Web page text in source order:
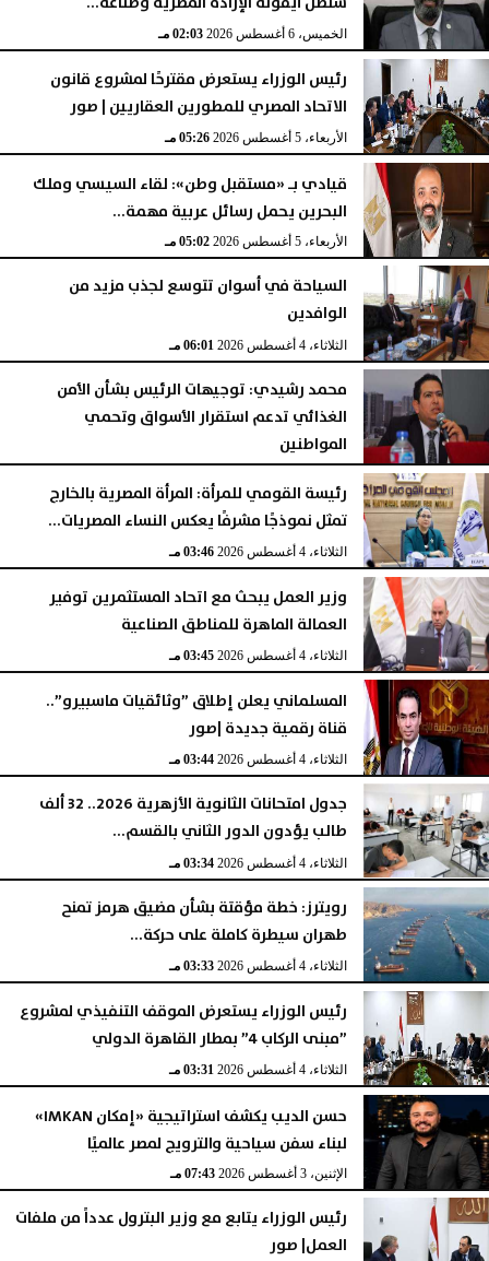
الخميس، 6 أغسطس 2026 02:03 مـ
رئيس الوزراء يستعرض مقترحًا لمشروع قانون
الاتحاد المصري للمطورين العقاريين | صور
الأربعاء، 5 أغسطس 2026 05:26 مـ
قيادي بـ «مستقبل وطن»: لقاء السيسي وملك
البحرين يحمل رسائل عربية مهمة...
الأربعاء، 5 أغسطس 2026 05:02 مـ
السياحة في أسوان تتوسع لجذب مزيد من
الوافدين
الثلاثاء، 4 أغسطس 2026 06:01 مـ
محمد رشيدي: توجيهات الرئيس بشأن الأمن
الغذائي تدعم استقرار الأسواق وتحمي
المواطنين
الثلاثاء، 4 أغسطس 2026
رئيسة القومي للمرأة: المرأة المصرية بالخارج
تمثل نموذجًا مشرفًا يعكس النساء المصريات...
الثلاثاء، 4 أغسطس 2026 03:46 مـ
وزير العمل يبحث مع اتحاد المستثمرين توفير
العمالة الماهرة للمناطق الصناعية
الثلاثاء، 4 أغسطس 2026 03:45 مـ
المسلماني يعلن إطلاق ”وثائقيات ماسبيرو”..
قناة رقمية جديدة |صور
الثلاثاء، 4 أغسطس 2026 03:44 مـ
جدول امتحانات الثانوية الأزهرية 2026.. 32 ألف
طالب يؤدون الدور الثاني بالقسم...
الثلاثاء، 4 أغسطس 2026 03:34 مـ
رويترز: خطة مؤقتة بشأن مضيق هرمز تمنح
طهران سيطرة كاملة على حركة...
الثلاثاء، 4 أغسطس 2026 03:33 مـ
رئيس الوزراء يستعرض الموقف التنفيذي لمشروع
”مبنى الركاب 4” بمطار القاهرة الدولي
الثلاثاء، 4 أغسطس 2026 03:31 مـ
حسن الديب يكشف استراتيجية «إمكان IMKAN»
لبناء سفن سياحية والترويج لمصر عالميًا
الإثنين، 3 أغسطس 2026 07:43 مـ
رئيس الوزراء يتابع مع وزير البترول عدداً من ملفات
العمل| صور